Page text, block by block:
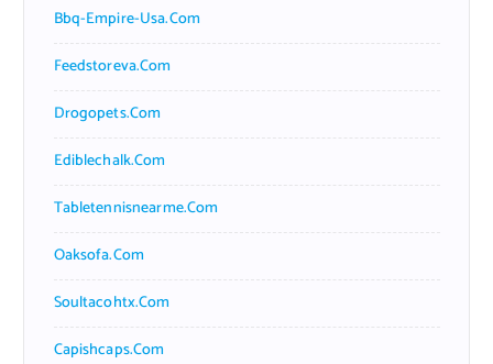
Bbq-Empire-Usa.com
Feedstoreva.com
Drogopets.com
Ediblechalk.com
Tabletennisnearme.com
Oaksofa.com
Soultacohtx.com
Capishcaps.com